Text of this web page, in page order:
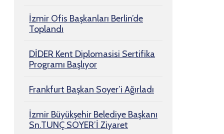
İzmir Ofis Başkanları Berlin’de
Toplandı
DİDER Kent Diplomasisi Sertifika
Programı Başlıyor
Frankfurt Başkan Soyer’i Ağırladı
İzmir Büyükşehir Belediye Başkanı
Sn.TUNÇ SOYER’İ Ziyaret